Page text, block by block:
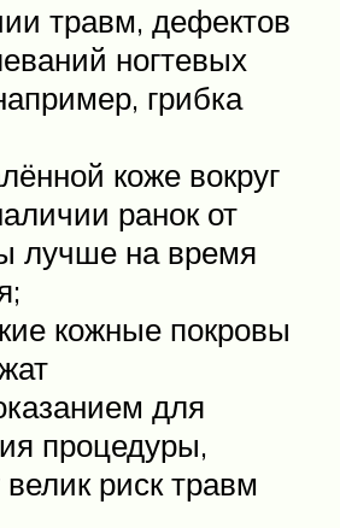
травм, дефектов
ногтевых
грибка
коже вокруг
ранок от
лучше на время
кожные покровы
для
процедуры,
велик риск травм